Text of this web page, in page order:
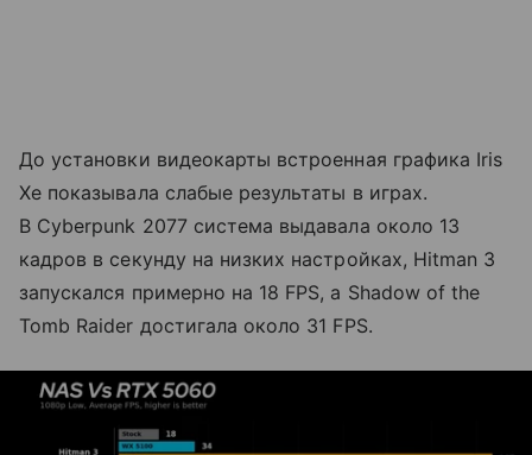
До установки видеокарты встроенная графика Iris
Xe показывала слабые результаты в играх.
В Cyberpunk 2077 система выдавала около 13
кадров в секунду на низких настройках, Hitman 3
запускался примерно на 18 FPS, а Shadow of the
Tomb Raider достигала около 31 FPS.